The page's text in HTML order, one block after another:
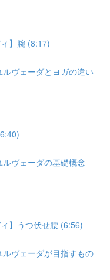
】腕 (8:17)
ルヴェーダとヨガの違い
ルヴェーダの基礎概念
】うつ伏せ腰 (6:56)
ルヴェーダが目指すもの